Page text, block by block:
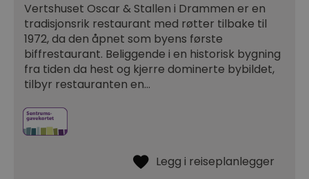
Vertshuset Oscar & Stallen i Drammen er en
tradisjonsrik restaurant med røtter tilbake til
1972, da den åpnet som byens første
biffrestaurant. Beliggende i en historisk bygning
fra tiden da hest og kjerre dominerte bybildet,
tilbyr restauranten en…